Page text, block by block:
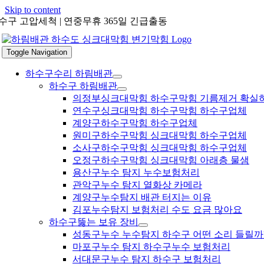
Skip to content
구 고압세척 | 연중무휴 365일 긴급출동
Toggle Navigation
하수구수리 하림배관
하수구 하림배관
의정부싱크대막힘 하수구막힘 기름제거 확실
연수구싱크대막힘 하수구막힘 하수구업체
계양구하수구막힘 하수구업체
원미구하수구막힘 싱크대막힘 하수구업체
소사구하수구막힘 싱크대막힘 하수구업체
오정구하수구막힘 싱크대막힘 아래층 물샘
용산구누수 탐지 누수보험처리
관악구누수 탐지 열화상 카메라
계양구누수탐지 배관 터지는 이유
김포누수탐지 보험처리 수도 요금 많아요
하수구뚫는 보유 장비
성동구누수 누수탐지 하수구 어떤 소리 들릴까
마포구누수 탐지 하수구누수 보험처리
서대문구누수 탐지 하수구 보험처리